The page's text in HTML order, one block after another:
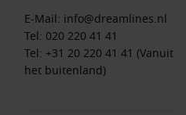
E-Mail: info@dreamlines.nl
Tel: 020 220 41 41
Tel: +31 20 220 41 41 (Vanuit
het buitenland)